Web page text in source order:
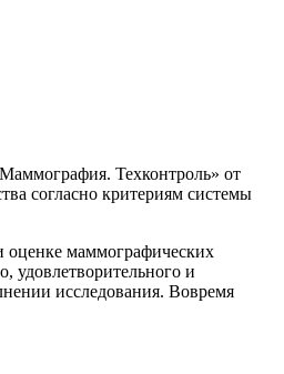
Техконтроль» от
согласно критериям системы
оценке маммографических
удовлетворительного и
исследования. Вовремя